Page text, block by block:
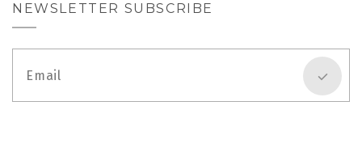
NEWSLETTER SUBSCRIBE